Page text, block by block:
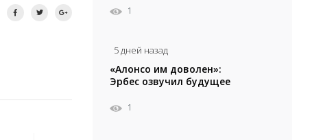
1
5 дней назад
«Алонсо им доволен»:
Эрбес озвучил будущее
1